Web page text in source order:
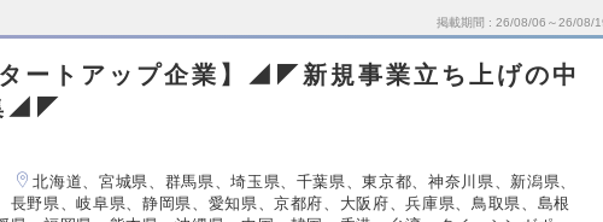
掲載期間 26/08/06～26/08/
タートアップ企業】◢◤新規事業立ち上げの中
◢◤
北海道、宮城県、群馬県、埼玉県、千葉県、東京都、神奈川県、新潟県、
長野県、岐阜県、静岡県、愛知県、京都府、大阪府、兵庫県、鳥取県、島根